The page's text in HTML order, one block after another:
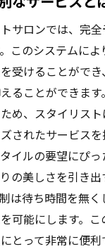
サロンでは、完
このシステムに
受けることがで
ることができま
め、スタイリス
されたサービス
イルの要望にぴ
の美しさを引き
は待ち時間を無
可能にします。
とって非常に便利